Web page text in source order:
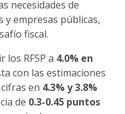
necesidades de
empresas públicas,
fiscal.
los RFSP a 4.0% en
con las estimaciones
en 4.3% y 3.8%
de 0.3-0.45 puntos